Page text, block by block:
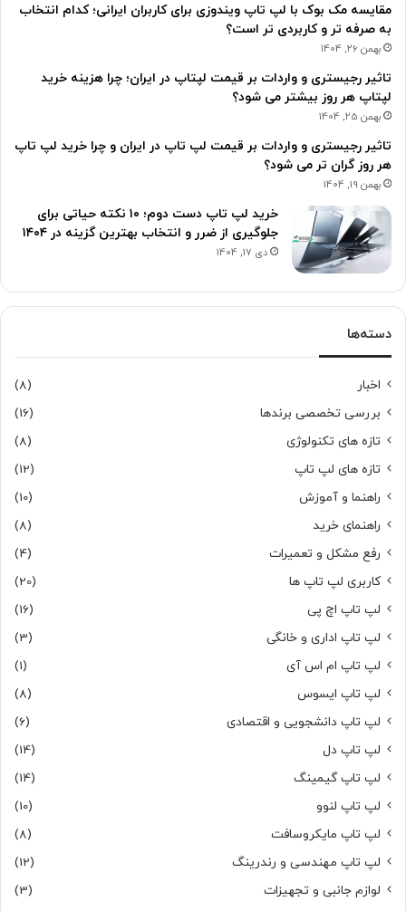
مقایسه مک بوک با لپ تاپ ویندوزی برای کاربران ایرانی؛ کدام انتخاب
به صرفه تر و کاربردی تر است؟
بهمن 26, 1404
تاثیر رجیستری و واردات بر قیمت لپتاپ در ایران؛ چرا هزینه خرید
لپتاپ هر روز بیشتر می شود؟
بهمن 25, 1404
تاثیر رجیستری و واردات بر قیمت لپ تاپ در ایران و چرا خرید لپ تاپ
هر روز گران تر می شود؟
بهمن 19, 1404
خرید لپ تاپ دست دوم؛ ۱۰ نکته حیاتی برای
جلوگیری از ضرر و انتخاب بهترین گزینه در ۱۴۰۴
دی 17, 1404
دسته‌ها
اخبار
(8)
بررسی تخصصی برندها
(16)
تازه های تکنولوژی
(8)
تازه های لپ تاپ
(12)
راهنما و آموزش
(10)
راهنمای خرید
(8)
رفع مشکل و تعمیرات
(4)
کاربری لپ تاپ ها
(20)
لپ تاپ اچ پی
(16)
لپ تاپ اداری و خانگی
(3)
لپ تاپ ام اس آی
(1)
لپ تاپ ایسوس
(8)
لپ تاپ دانشجویی و اقتصادی
(6)
لپ تاپ دل
(14)
لپ تاپ گیمینگ
(14)
لپ تاپ لنوو
(10)
لپ تاپ مایکروسافت
(8)
لپ تاپ مهندسی و رندرینگ
(12)
لوازم جانبی و تجهیزات
(3)